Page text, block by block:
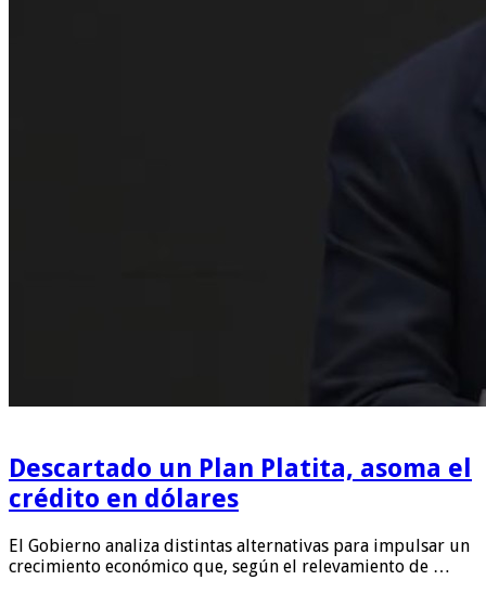
Descartado un Plan Platita, asoma el
crédito en dólares
El Gobierno analiza distintas alternativas para impulsar un
crecimiento económico que, según el relevamiento de …